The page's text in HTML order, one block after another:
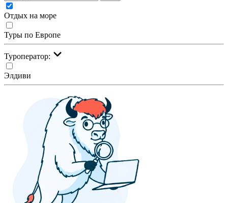
Отдых на море
Туры по Европе
Туроператор:
Элдиви